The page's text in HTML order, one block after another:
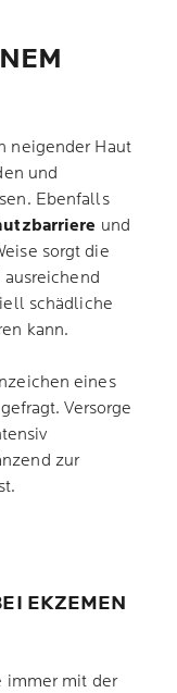
neigender Haut
und
Ebenfalls
und
sorgt die
ausreichend
schädliche
kann.
eines
Versorge
zur
EKZEMEN
immer mit der